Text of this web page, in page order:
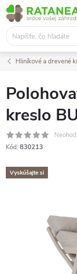
Prejsť
na
obsah
Hliníkové a drevené
kreslo
Kód: 830213
Vyskúšajte si